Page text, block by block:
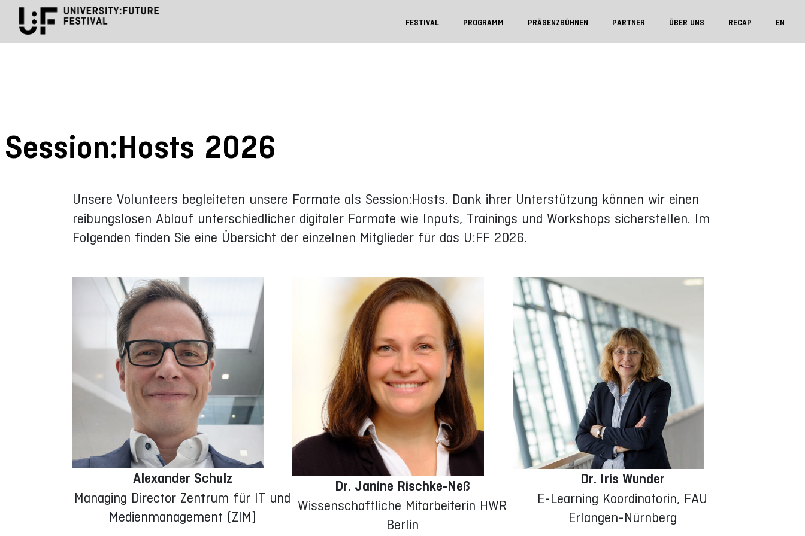
FESTIVAL PROGRAMM PRÄSENZBÜHNEN PARTNER ÜBER UNS RECAP EN
Session:Hosts 2026
Unsere Volunteers begleiteten unsere Formate als Session:Hosts. Dank ihrer Unterstützung können wir einen
reibungslosen Ablauf unterschiedlicher digitaler Formate wie Inputs, Trainings und Workshops sicherstellen. Im
Folgenden finden Sie eine Übersicht der einzelnen Mitglieder für das U:FF 2026.
Alexander Schulz
Managing Director Zentrum für IT und
Medienmanagement (ZIM)
Dr. Janine Rischke-Neß
Wissenschaftliche Mitarbeiterin HWR
Berlin
Dr. Iris Wunder
E-Learning Koordinatorin, FAU
Erlangen-Nürnberg